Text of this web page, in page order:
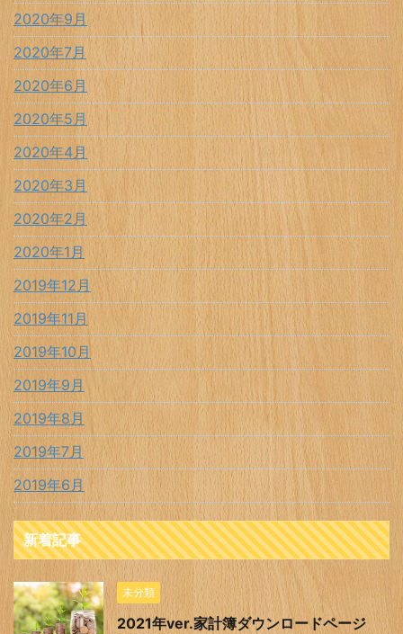
2020年9月
2020年7月
2020年6月
2020年5月
2020年4月
2020年3月
2020年2月
2020年1月
2019年12月
2019年11月
2019年10月
2019年9月
2019年8月
2019年7月
2019年6月
新着記事
未分類
2021年ver.家計簿ダウンロードページ